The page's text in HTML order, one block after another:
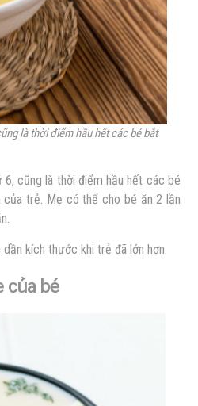
là thời điểm hầu hết các bé bắt
cũng là thời điểm hầu hết các bé
trẻ. Mẹ có thể cho bé ăn 2 lần
kích thước khi trẻ đã lớn hơn.
của bé